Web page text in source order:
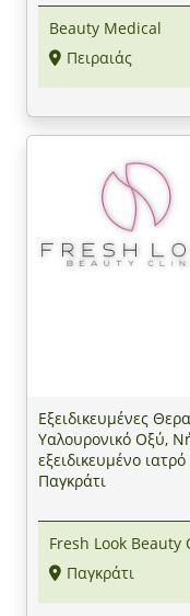
Beauty Medical
Πειραιάς
Εξειδικευμένες
Υαλουρονικό Οξύ,
εξειδικευμένο
Παγκράτι
Fresh Look Beauty
Παγκράτι